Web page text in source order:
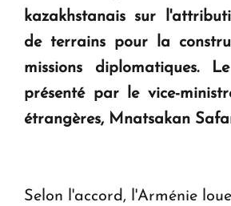
Le premier hôtel Hyatt Regency
ouvrira ses portes à Dilijan
kazakhstanais sur
de terrains pour la
missions diplomatiques.
présenté par le vice-
étrangères, Mnatsakan
Selon l'accord, l'Arménie